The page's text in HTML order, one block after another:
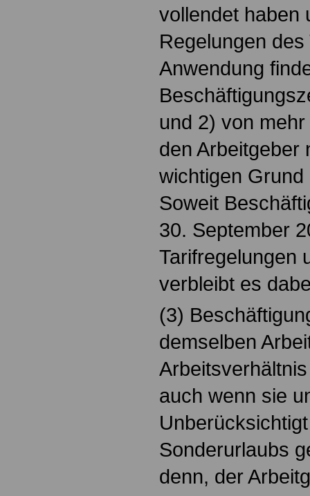
vollendet haben
Regelungen
Anwendung
und 2) von
den Arbeitgeber
wichtigen
Soweit
30. September
Tarifregelungen
verbleibt es
(3)
demselben
auch wenn sie
Sonderurlaubs
denn, der